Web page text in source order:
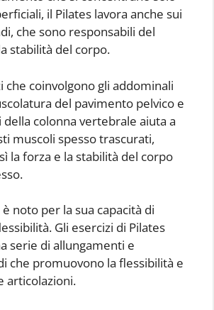
il Pilates lavora anche sui
che sono responsabili del
stabilità del corpo.
che coinvolgono gli addominali
del pavimento pelvico e
della colonna vertebrale aiuta a
muscoli spesso trascurati,
la forza e la stabilità del corpo
noto per la sua capacità di
Gli esercizi di Pilates
serie di allungamenti e
che promuovono la flessibilità e
articolazioni.